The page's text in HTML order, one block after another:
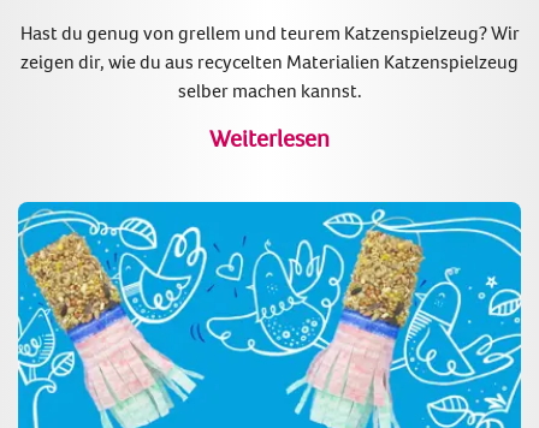
Hast du genug von grellem und teurem Katzenspielzeug? Wir
zeigen dir, wie du aus recycelten Materialien Katzenspielzeug
selber machen kannst.
Weiterlesen